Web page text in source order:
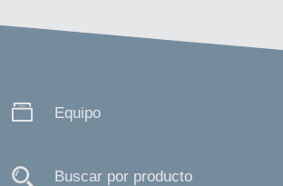
Equipo
Buscar por producto